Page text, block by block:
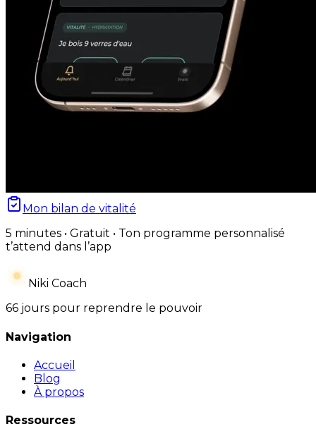
Mon bilan de vitalité
5 minutes • Gratuit • Ton programme personnalisé
t’attend dans l’app
Niki Coach
66 jours pour reprendre le pouvoir
Navigation
Accueil
Blog
À propos
Ressources